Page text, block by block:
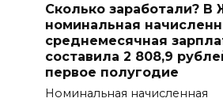
Сколько заработали? В
номинальная
среднемесячная
составила 2 808,9
первое полугодие
Номинальная начисленная